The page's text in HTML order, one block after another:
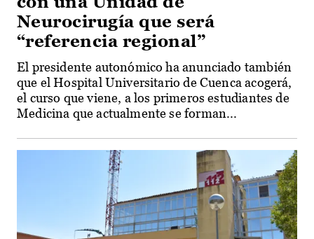
Neurocirugía que será
“referencia regional”
El presidente autonómico ha anunciado también
que el Hospital Universitario de Cuenca acogerá,
el curso que viene, a los primeros estudiantes de
Medicina que actualmente se forman...